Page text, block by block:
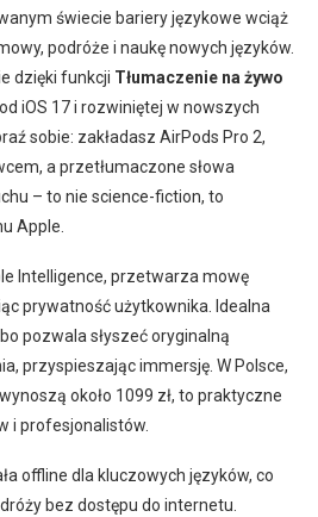
świecie bariery językowe wciąż
podróże i naukę nowych języków.
dzięki funkcji Tłumaczenie na żywo
iOS 17 i rozwiniętej w nowszych
sobie: zakładasz AirPods Pro 2,
a przetłumaczone słowa
– to nie science-fiction, to
Apple.
Intelligence, przetwarza mowę
prywatność użytkownika. Idealna
pozwala słyszeć oryginalną
przyspieszając immersję. W Polsce,
około 1099 zł, to praktyczne
i profesjonalistów.
offline dla kluczowych języków, co
bez dostępu do internetu.